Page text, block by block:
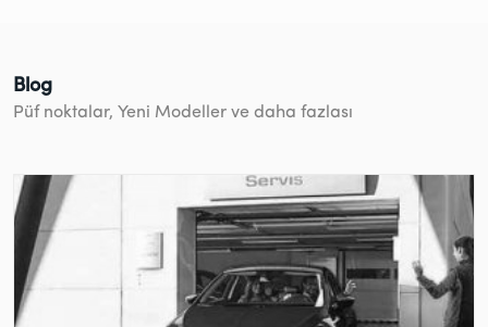
Blog
Püf noktalar, Yeni Modeller ve daha fazlası